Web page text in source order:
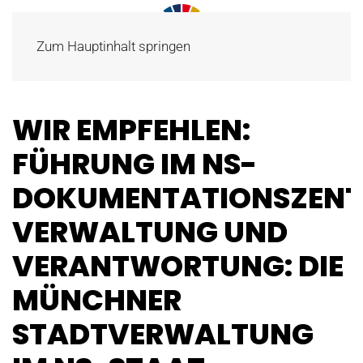
Zum Hauptinhalt springen
WIR EMPFEHLEN:
FÜHRUNG IM NS-
VERWALTUNG UND
VERANTWORTUNG: DIE
MÜNCHNER
STADTVERWALTUNG